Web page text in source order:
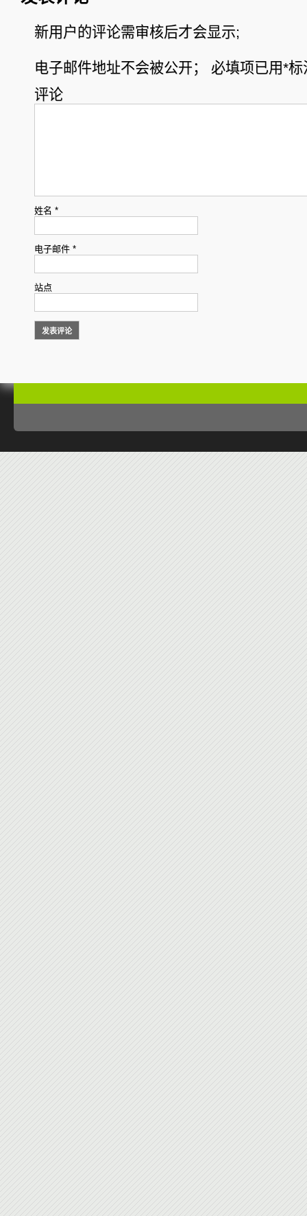
新用户的评论需审核后才会显示;
电子邮件地址不会被公开； 必填项已用*标
评论
姓名 *
电子邮件 *
站点